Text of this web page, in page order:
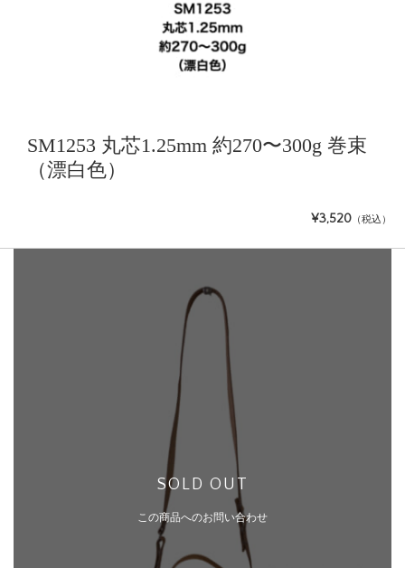
SM1253 丸芯1.25mm 約270〜300g 巻束
（漂白色）
¥3,520 （税込）
SOLD OUT
この商品へのお問い合わせ